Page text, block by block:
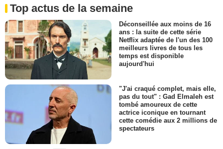
Top actus de la semaine
Déconseillée aux moins de 16
ans : la suite de cette série
Netflix adaptée de l'un des 100
meilleurs livres de tous les
temps est disponible
aujourd'hui
"J'ai craqué complet, mais elle,
pas du tout" : Gad Elmaleh est
tombé amoureux de cette
actrice iconique en tournant
cette comédie aux 2 millions de
spectateurs